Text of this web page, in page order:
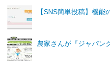
【SNS簡単投稿】機能
農家さんが『ジャパン